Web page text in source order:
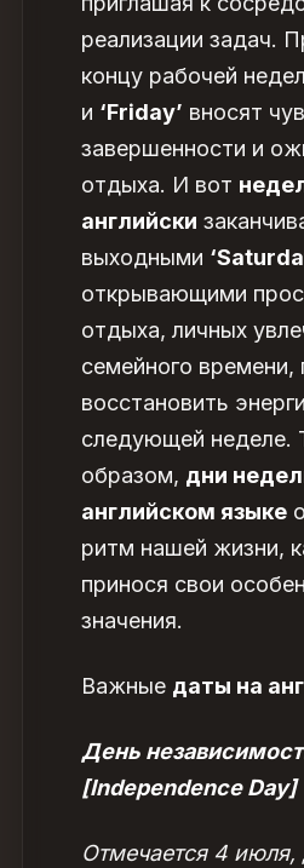
реализации задач.
концу рабочей
и ‘Friday’ вносят
завершенности и
отдыха. И вот
английски
выходными
открывающими
отдыха, личных
семейного времени,
восстановить
следующей неделе.
образом, дни
английском языке
ритм нашей жизни,
принося свои
значения.
Важные даты на
День
[Independence Day]
Отмечается 4 июля,